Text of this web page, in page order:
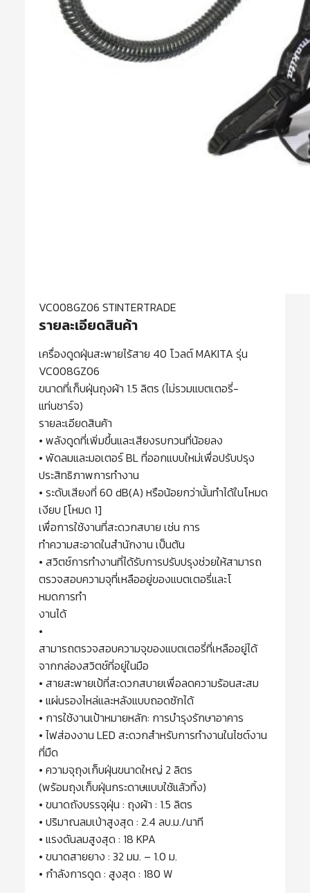
VC008GZ06 STINTERTRADE
รายละเอียดสินค้า
เครื่องดูดฝุ่นสะพายไร้สาย 40 โวลต์ MAKITA รุ่น
VC008GZ06
ขนาดที่เก็บฝุ่นถุงผ้า 1.5 ลิตร (ไม่รวมแบตเตอรี่-
แท่นชาร์จ)
รายละเอียดสินค้า
• พลังดูดที่เพิ่มขึ้นและเสียงรบกวนที่น้อยลง
• พัดลมและมอเตอร์ BL ที่ออกแบบใหม่เพื่อปรับปรุง
ประสิทธิภาพการทำงาน
• ระดับเสียงที่ 60 dB(A) หรือน้อยกว่านั้นทำได้ในโหมด
เงียบ [โหมด 1]
เพื่อการใช้งานที่สะดวกสบาย เช่น การ
ทำความสะอาดในสำนักงาน เป็นต้น
• สวิตช์การทำงานที่ได้รับการปรับปรุงช่วยให้สามารถ
ตรวจสอบความจุที่เหลืออยู่ของแบตเตอรี่และโ
หมดการทำ
งานได้
•
สามารถตรวจสอบความจุของแบตเตอรี่ที่เหลืออยู่ได้
จากกล่องสวิตช์ที่อยู่ในมือ
• สายสะพายเป้ที่สะดวกสบายเพื่อลดความร้อนสะสม
• แผ่นรองไหล่และหลังแบบถอดซักได้
• การใช้งานเป้าหมายหลัก: การบำรุงรักษาอาคาร
• ไฟส่องงาน LED สะดวกสำหรับการทำงานในไซต์งาน
ที่มืด
• ความจุถุงเก็บฝุ่นขนาดใหญ่ 2 ลิตร
(พร้อมถุงเก็บฝุ่นกระดาษแบบใช้แล้วทิ้ง)
• ขนาดถังบรรจุฝุ่น : ถุงผ้า : 1.5 ลิตร
• ปริมาณลมเป่าสูงสุด : 2.4 ลบ.ม./นาที
• แรงดันลมสูงสุด : 18 KPA
• ขนาดสายยาง : 32 มม. – 1.0 ม.
• กำลังการดูด : สูงสุด : 180 W